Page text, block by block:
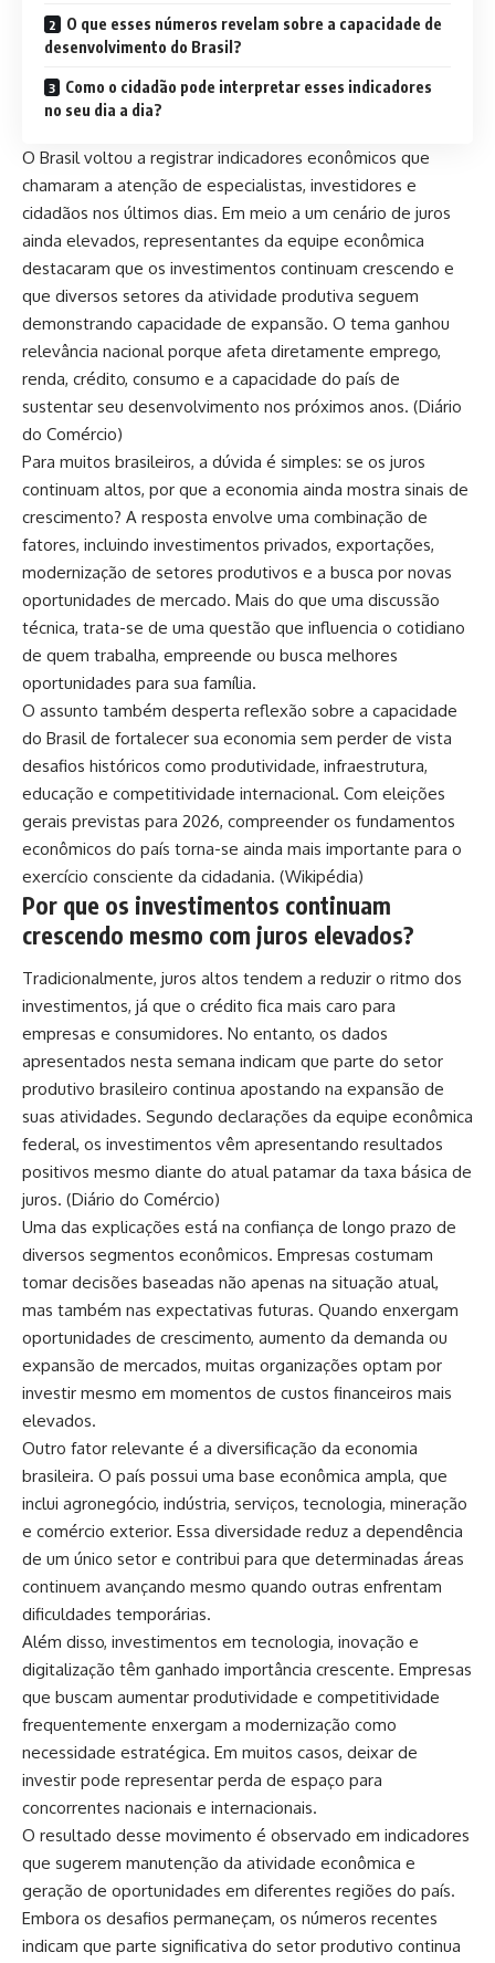
O que esses números revelam sobre a capacidade de
desenvolvimento do Brasil?
Como o cidadão pode interpretar esses indicadores
no seu dia a dia?
O Brasil voltou a registrar indicadores econômicos que
chamaram a atenção de especialistas, investidores e
cidadãos nos últimos dias. Em meio a um cenário de juros
ainda elevados, representantes da equipe econômica
destacaram que os investimentos continuam crescendo e
que diversos setores da atividade produtiva seguem
demonstrando capacidade de expansão. O tema ganhou
relevância nacional porque afeta diretamente emprego,
renda, crédito, consumo e a capacidade do país de
sustentar seu desenvolvimento nos próximos anos. (Diário
do Comércio)
Para muitos brasileiros, a dúvida é simples: se os juros
continuam altos, por que a economia ainda mostra sinais de
crescimento? A resposta envolve uma combinação de
fatores, incluindo investimentos privados, exportações,
modernização de setores produtivos e a busca por novas
oportunidades de mercado. Mais do que uma discussão
técnica, trata-se de uma questão que influencia o cotidiano
de quem trabalha, empreende ou busca melhores
oportunidades para sua família.
O assunto também desperta reflexão sobre a capacidade
do Brasil de fortalecer sua economia sem perder de vista
desafios históricos como produtividade, infraestrutura,
educação e competitividade internacional. Com eleições
gerais previstas para 2026, compreender os fundamentos
econômicos do país torna-se ainda mais importante para o
exercício consciente da cidadania. (Wikipédia)
Por que os investimentos continuam
crescendo mesmo com juros elevados?
Tradicionalmente, juros altos tendem a reduzir o ritmo dos
investimentos, já que o crédito fica mais caro para
empresas e consumidores. No entanto, os dados
apresentados nesta semana indicam que parte do setor
produtivo brasileiro continua apostando na expansão de
suas atividades. Segundo declarações da equipe econômica
federal, os investimentos vêm apresentando resultados
positivos mesmo diante do atual patamar da taxa básica de
juros. (Diário do Comércio)
Uma das explicações está na confiança de longo prazo de
diversos segmentos econômicos. Empresas costumam
tomar decisões baseadas não apenas na situação atual,
mas também nas expectativas futuras. Quando enxergam
oportunidades de crescimento, aumento da demanda ou
expansão de mercados, muitas organizações optam por
investir mesmo em momentos de custos financeiros mais
elevados.
Outro fator relevante é a diversificação da economia
brasileira. O país possui uma base econômica ampla, que
inclui agronegócio, indústria, serviços, tecnologia, mineração
e comércio exterior. Essa diversidade reduz a dependência
de um único setor e contribui para que determinadas áreas
continuem avançando mesmo quando outras enfrentam
dificuldades temporárias.
Além disso, investimentos em tecnologia, inovação e
digitalização têm ganhado importância crescente. Empresas
que buscam aumentar produtividade e competitividade
frequentemente enxergam a modernização como
necessidade estratégica. Em muitos casos, deixar de
investir pode representar perda de espaço para
concorrentes nacionais e internacionais.
O resultado desse movimento é observado em indicadores
que sugerem manutenção da atividade econômica e
geração de oportunidades em diferentes regiões do país.
Embora os desafios permaneçam, os números recentes
indicam que parte significativa do setor produtivo continua